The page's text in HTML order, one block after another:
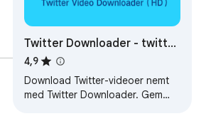
Twitter Downloader - twitter
video downloaded
4,9
Download Twitter-videoer nemt
med Twitter Downloader. Gem